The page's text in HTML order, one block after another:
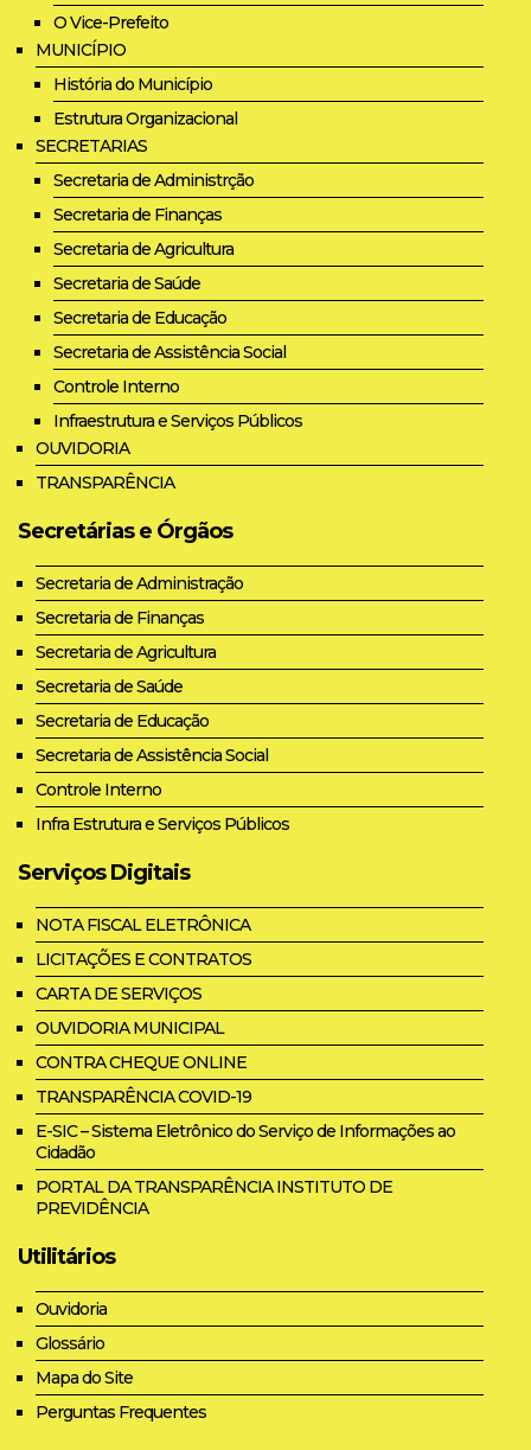
O Vice-Prefeito
MUNICÍPIO
História do Município
Estrutura Organizacional
SECRETARIAS
Secretaria de Administrção
Secretaria de Finanças
Secretaria de Agricultura
Secretaria de Saúde
Secretaria de Educação
Secretaria de Assistência Social
Controle Interno
Infraestrutura e Serviços Públicos
OUVIDORIA
TRANSPARÊNCIA
Secretárias e Órgãos
Secretaria de Administração
Secretaria de Finanças
Secretaria de Agricultura
Secretaria de Saúde
Secretaria de Educação
Secretaria de Assistência Social
Controle Interno
Infra Estrutura e Serviços Públicos
Serviços Digitais
NOTA FISCAL ELETRÔNICA
LICITAÇÕES E CONTRATOS
CARTA DE SERVIÇOS
OUVIDORIA MUNICIPAL
CONTRA CHEQUE ONLINE
TRANSPARÊNCIA COVID-19
E-SIC – Sistema Eletrônico do Serviço de Informações ao
Cidadão
PORTAL DA TRANSPARÊNCIA INSTITUTO DE
PREVIDÊNCIA
Utilitários
Ouvidoria
Glossário
Mapa do Site
Perguntas Frequentes